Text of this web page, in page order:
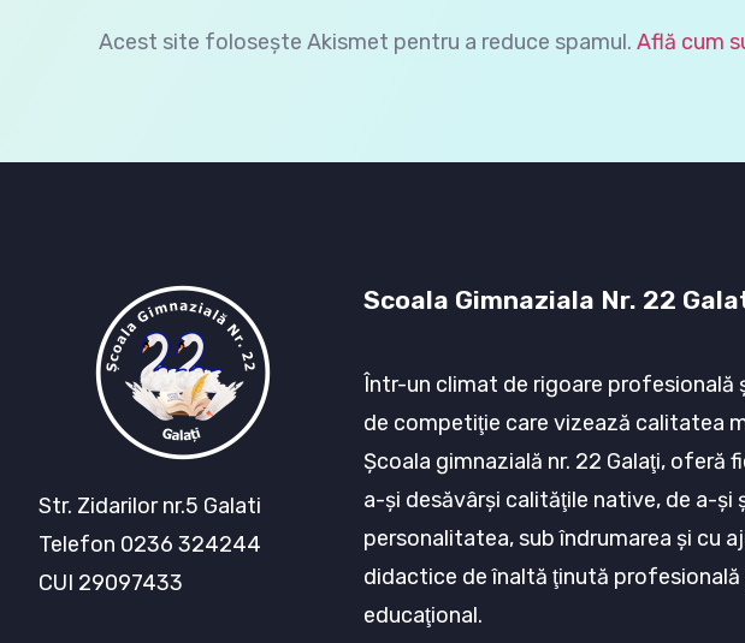
Acest site folosește Akismet pentru a reduce spamul. Află cum
Str. Zidarilor nr.5 Galati
Telefon 0236 324244
CUI 29097433
Scoala Gimnaziala Nr. 22
Într-un climat de rigoare profesională
de competiţie care vizează calitatea
Şcoala gimnazială nr. 22 Galaţi, oferă
a-şi desăvârşi calităţile native, de a-şi
personalitatea, sub îndrumarea şi cu
didactice de înaltă ţinută
educaţional.